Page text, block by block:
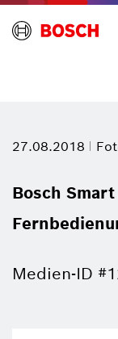
27.08.2018
Bosch
Medien-ID